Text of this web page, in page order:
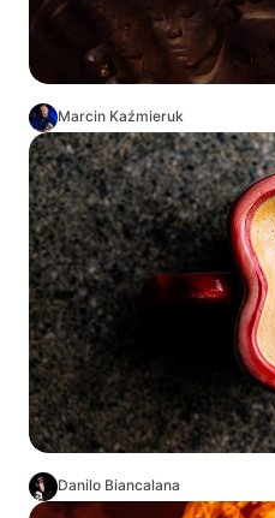
Marcin Kaźmieruk
Danilo Biancalana